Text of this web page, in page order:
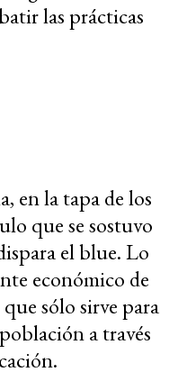
las prácticas
en la tapa de los
que se sostuvo
el blue. Lo
económico de
sólo sirve para
a través